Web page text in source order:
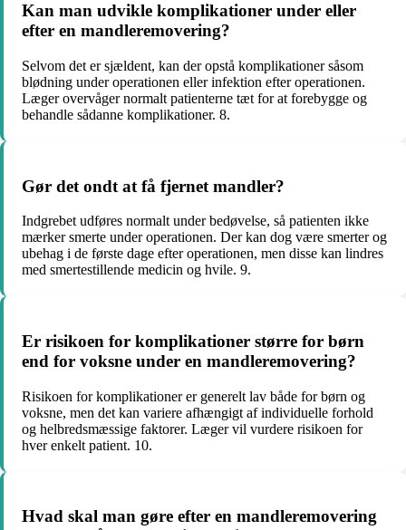
Kan man udvikle komplikationer under eller
efter en mandleremovering?
Selvom det er sjældent, kan der opstå komplikationer såsom
blødning under operationen eller infektion efter operationen.
Læger overvåger normalt patienterne tæt for at forebygge og
behandle sådanne komplikationer. 8.
Gør det ondt at få fjernet mandler?
Indgrebet udføres normalt under bedøvelse, så patienten ikke
mærker smerte under operationen. Der kan dog være smerter og
ubehag i de første dage efter operationen, men disse kan lindres
med smertestillende medicin og hvile. 9.
Er risikoen for komplikationer større for børn
end for voksne under en mandleremovering?
Risikoen for komplikationer er generelt lav både for børn og
voksne, men det kan variere afhængigt af individuelle forhold
og helbredsmæssige faktorer. Læger vil vurdere risikoen for
hver enkelt patient. 10.
Hvad skal man gøre efter en mandleremovering